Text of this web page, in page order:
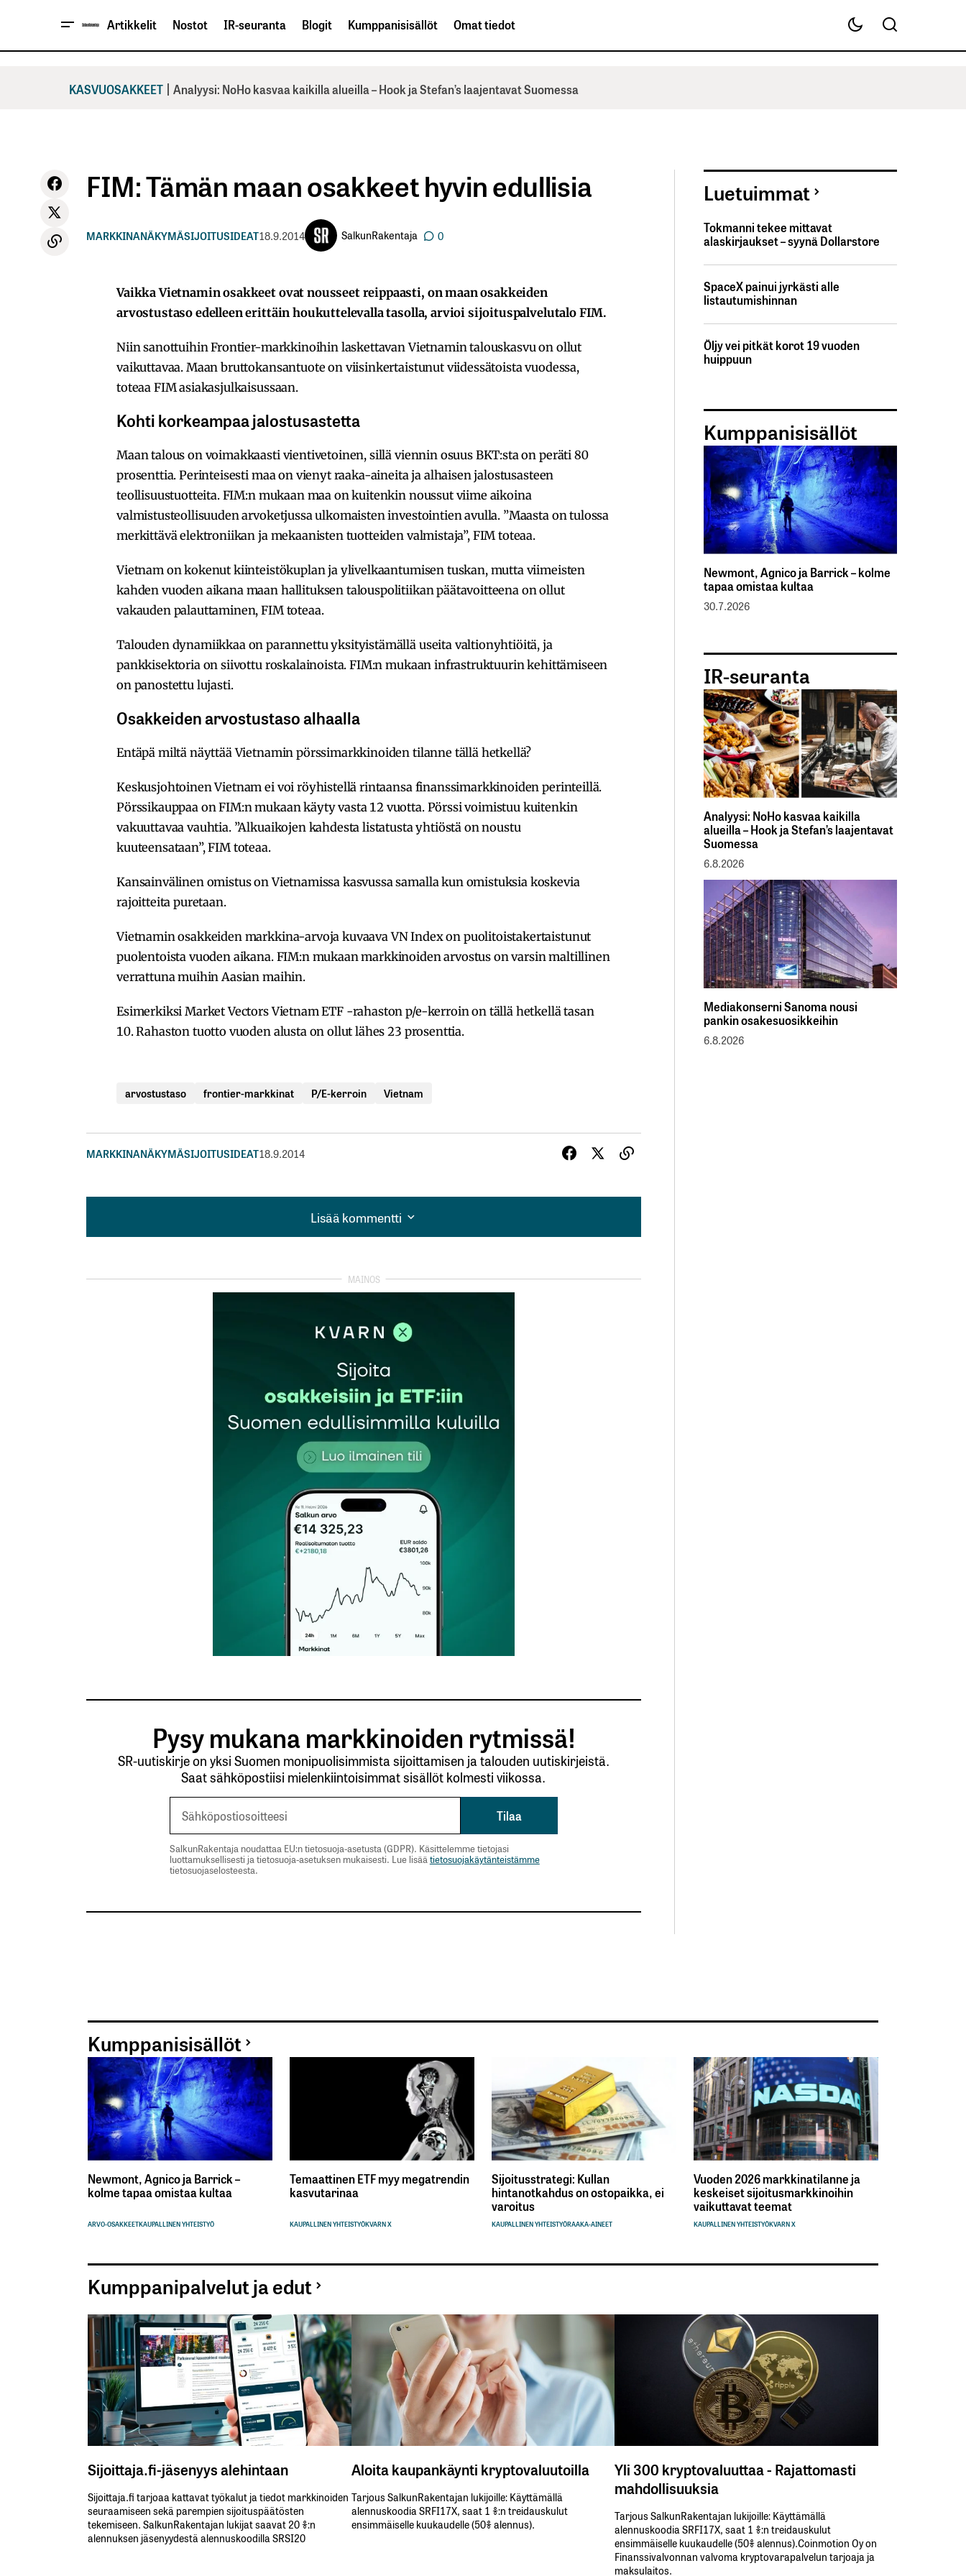
Artikkelit Nostot IR-seuranta Blogit Kumppanisisällöt Omat tiedot
KASVUOSAKKEET | Analyysi: NoHo kasvaa kaikilla alueilla – Hook ja Stefan’s laajentavat Suomessa
FIM: Tämän maan osakkeet hyvin edullisia
MARKKINANÄKYMÄSIJOITUSIDEAT18.9.2014 SalkunRakentaja 0
Vaikka Vietnamin osakkeet ovat nousseet reippaasti, on maan osakkeiden
arvostustaso edelleen erittäin houkuttelevalla tasolla, arvioi sijoituspalvelutalo FIM.
Niin sanottuihin Frontier-markkinoihin laskettavan Vietnamin talouskasvu on ollut
vaikuttavaa. Maan bruttokansantuote on viisinkertaistunut viidessätoista vuodessa,
toteaa FIM asiakasjulkaisussaan.
Kohti korkeampaa jalostusastetta
Maan talous on voimakkaasti vientivetoinen, sillä viennin osuus BKT:sta on peräti 80
prosenttia. Perinteisesti maa on vienyt raaka-aineita ja alhaisen jalostusasteen
teollisuustuotteita. FIM:n mukaan maa on kuitenkin noussut viime aikoina
valmistusteollisuuden arvoketjussa ulkomaisten investointien avulla. ”Maasta on tulossa
merkittävä elektroniikan ja mekaanisten tuotteiden valmistaja”, FIM toteaa.
Vietnam on kokenut kiinteistökuplan ja ylivelkaantumisen tuskan, mutta viimeisten
kahden vuoden aikana maan hallituksen talouspolitiikan päätavoitteena on ollut
vakauden palauttaminen, FIM toteaa.
Talouden dynamiikkaa on parannettu yksityistämällä useita valtionyhtiöitä, ja
pankkisektoria on siivottu roskalainoista. FIM:n mukaan infrastruktuurin kehittämiseen
on panostettu lujasti.
Osakkeiden arvostustaso alhaalla
Entäpä miltä näyttää Vietnamin pörssimarkkinoiden tilanne tällä hetkellä?
Keskusjohtoinen Vietnam ei voi röyhistellä rintaansa finanssimarkkinoiden perinteillä.
Pörssikauppaa on FIM:n mukaan käyty vasta 12 vuotta. Pörssi voimistuu kuitenkin
vakuuttavaa vauhtia. ”Alkuaikojen kahdesta listatusta yhtiöstä on noustu
kuuteensataan”, FIM toteaa.
Kansainvälinen omistus on Vietnamissa kasvussa samalla kun omistuksia koskevia
rajoitteita puretaan.
Vietnamin osakkeiden markkina-arvoja kuvaava VN Index on puolitoistakertaistunut
puolentoista vuoden aikana. FIM:n mukaan markkinoiden arvostus on varsin maltillinen
verrattuna muihin Aasian maihin.
Esimerkiksi Market Vectors Vietnam ETF -rahaston p/e-kerroin on tällä hetkellä tasan
10. Rahaston tuotto vuoden alusta on ollut lähes 23 prosenttia.
arvostustaso frontier-markkinat P/E-kerroin Vietnam
MARKKINANÄKYMÄSIJOITUSIDEAT18.9.2014
Lisää kommentti
Lisää kommentti
Pakolliset kentät on merkitty
Sähköpostiosoitteesi
Pysy mukana markkinoiden rytmissä!
SR-uutiskirje on yksi Suomen monipuolisimmista sijoittamisen ja talouden uutiskirjeistä.
Saat sähköpostiisi mielenkiintoisimmat sisällöt kolmesti viikossa.
SalkunRakentaja noudattaa EU:n tietosuoja-asetusta (GDPR). Käsittelemme tietojasi
luottamuksellisesti ja tietosuoja-asetuksen mukaisesti. Lue lisää tietosuojakäytänteistämme
tietosuojaselosteesta.
Luetuimmat
Tokmanni tekee mittavat
alaskirjaukset – syynä Dollarstore
SpaceX painui jyrkästi alle
listautumishinnan
Öljy vei pitkät korot 19 vuoden
huippuun
Kumppanisisällöt
Newmont, Agnico ja Barrick – kolme
tapaa omistaa kultaa
30.7.2026
IR-seuranta
Analyysi: NoHo kasvaa kaikilla
alueilla – Hook ja Stefan’s laajentavat
Suomessa
6.8.2026
Mediakonserni Sanoma nousi
pankin osakesuosikkeihin
6.8.2026
Kumppanisisällöt
Newmont, Agnico ja Barrick –
kolme tapaa omistaa kultaa
ARVO-OSAKKEETKAUPALLINEN YHTEISTYÖ
Temaattinen ETF myy megatrendin
kasvutarinaa
KAUPALLINEN YHTEISTYÖKVARN X
Sijoitusstrategi: Kullan
hintanotkahdus on ostopaikka, ei
varoitus
KAUPALLINEN YHTEISTYÖRAAKA-AINEET
Vuoden 2026 markkinatilanne ja
keskeiset sijoitusmarkkinoihin
vaikuttavat teemat
KAUPALLINEN YHTEISTYÖKVARN X
Kumppanipalvelut ja edut
Sijoittaja.fi-jäsenyys alehintaan
Sijoittaja.fi tarjoaa kattavat työkalut ja tiedot markkinoiden
seuraamiseen sekä parempien sijoituspäätösten
tekemiseen. SalkunRakentajan lukijat saavat 20 %:n
alennuksen jäsenyydestä alennuskoodilla SRSI20
Aloita kaupankäynti kryptovaluutoilla
Tarjous SalkunRakentajan lukijoille: Käyttämällä​ ​
alennuskoodia​ ​SRFI17X,​ ​saat​ ​1 %:n treidauskulut​ ​
ensimmäiselle​ ​kuukaudelle​ ​(50%​ ​alennus).
Yli 300 kryptovaluuttaa - Rajattomasti
mahdollisuuksia
Tarjous SalkunRakentajan lukijoille: Käyttämällä​ ​
alennuskoodia​ ​SRFI17X,​ ​saat​ ​1 %:n treidauskulut​ ​
ensimmäiselle​ ​kuukaudelle​ ​(50%​ ​alennus).Coinmotion Oy on
Finanssivalvonnan valvoma kryptovarapalvelun tarjoaja ja
maksulaitos.